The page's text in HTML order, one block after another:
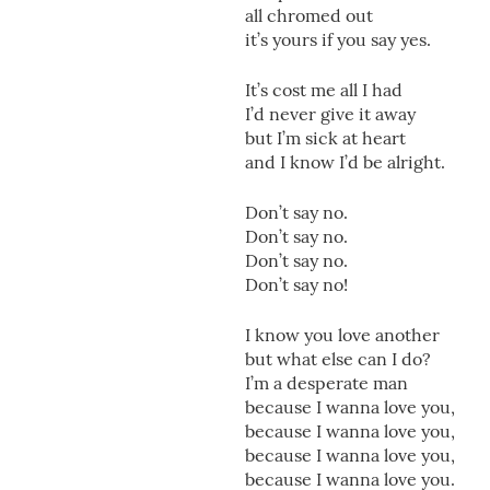
all chromed out
it’s yours if you say yes.
It’s cost me all I had
I’d never give it away
but I’m sick at heart
and I know I’d be alright.
Don’t say no.
Don’t say no.
Don’t say no.
Don’t say no!
I know you love another
but what else can I do?
I’m a desperate man
because I wanna love you,
because I wanna love you,
because I wanna love you,
because I wanna love you.